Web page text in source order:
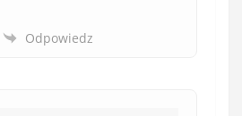
Odpowiedz